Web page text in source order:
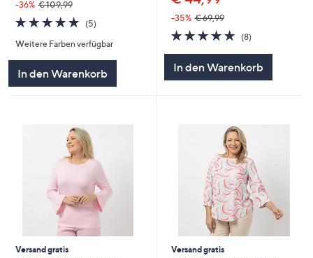
-36% € 109,99
5.0
von
5
(5)5
Weitere Farben verfügbar
In den Warenkorb
-35% € 69,99
4.9
von
(8)8
In den Warenkorb
Versand gratis
Versand gratis